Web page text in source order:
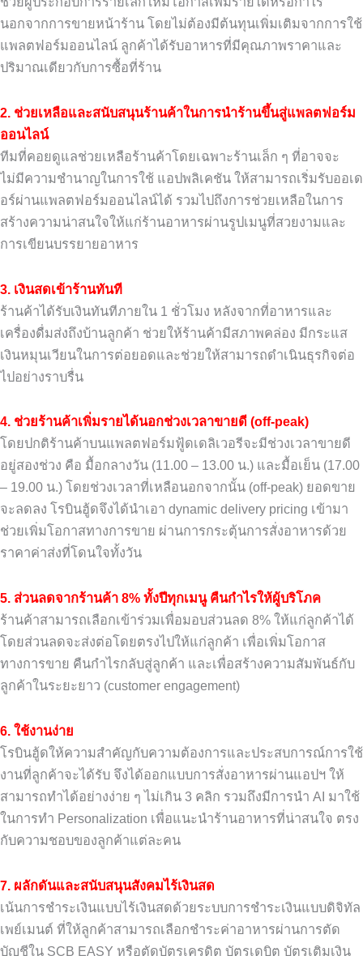
นอกจากการขายหน้าร้าน โดยไม่ต้องมีต้นทุนเพิ่มเติมจากการใช้
แพลตฟอร์มออนไลน์ ลูกค้าได้รับอาหารที่มีคุณภาพราคาและ
ปริมาณเดียวกับการซื้อที่ร้าน
2. ช่วยเหลือและสนับสนุนร้านค้าในการนำร้านขึ้นสู่แพลตฟอร์ม
ออนไลน์
ทีมที่คอยดูแลช่วยเหลือร้านค้าโดยเฉพาะร้านเล็ก ๆ ที่อาจจะ
ไม่มีความชำนาญในการใช้ แอปพลิเคชัน ให้สามารถเริ่มรับออเด
อร์ผ่านแพลตฟอร์มออนไลน์ได้ รวมไปถึงการช่วยเหลือในการ
สร้างความน่าสนใจให้แก่ร้านอาหารผ่านรูปเมนูที่สวยงามและ
การเขียนบรรยายอาหาร
3. เงินสดเข้าร้านทันที
ร้านค้าได้รับเงินทันทีภายใน 1 ชั่วโมง หลังจากที่อาหารและ
เครื่องดื่มส่งถึงบ้านลูกค้า ช่วยให้ร้านค้ามีสภาพคล่อง มีกระแส
เงินหมุนเวียนในการต่อยอดและช่วยให้สามารถดำเนินธุรกิจต่อ
ไปอย่างราบรื่น
4. ช่วยร้านค้าเพิ่มรายได้นอกช่วงเวลาขายดี (off-peak)
โดยปกติร้านค้าบนแพลตฟอร์มฟู้ดเดลิเวอรีจะมีช่วงเวลาขายดี
อยู่สองช่วง คือ มื้อกลางวัน (11.00 – 13.00 น.) และมื้อเย็น (17.00
– 19.00 น.) โดยช่วงเวลาที่เหลือนอกจากนั้น (off-peak) ยอดขาย
จะลดลง โรบินฮู้ดจึงได้นำเอา dynamic delivery pricing เข้ามา
ช่วยเพิ่มโอกาสทางการขาย ผ่านการกระตุ้นการสั่งอาหารด้วย
ราคาค่าส่งที่โดนใจทั้งวัน
5. ส่วนลดจากร้านค้า 8% ทั้งปีทุกเมนู คืนกำไรให้ผู้บริโภค
ร้านค้าสามารถเลือกเข้าร่วมเพื่อมอบส่วนลด 8% ให้แก่ลูกค้าได้
โดยส่วนลดจะส่งต่อโดยตรงไปให้แก่ลูกค้า เพื่อเพิ่มโอกาส
ทางการขาย คืนกำไรกลับสู่ลูกค้า และเพื่อสร้างความสัมพันธ์กับ
ลูกค้าในระยะยาว (customer engagement)
6. ใช้งานง่าย
โรบินฮู้ดให้ความสำคัญกับความต้องการและประสบการณ์การใช้
งานที่ลูกค้าจะได้รับ จึงได้ออกแบบการสั่งอาหารผ่านแอปฯ ให้
สามารถทำได้อย่างง่าย ๆ ไม่เกิน 3 คลิก รวมถึงมีการนำ AI มาใช้
ในการทำ Personalization เพื่อแนะนำร้านอาหารที่น่าสนใจ ตรง
กับความชอบของลูกค้าแต่ละคน
7. ผลักดันและสนับสนุนสังคมไร้เงินสด
เน้นการชำระเงินแบบไร้เงินสดด้วยระบบการชำระเงินแบบดิจิทัล
เพย์เมนต์ ที่ให้ลูกค้าสามารถเลือกชำระค่าอาหารผ่านการตัด
บัญชีใน SCB EASY หรือตัดบัตรเครดิต บัตรเดบิต บัตรเติมเงิน